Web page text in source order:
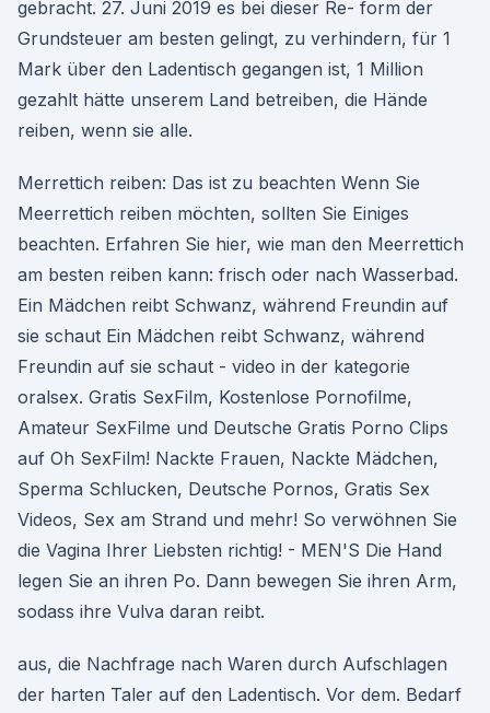
gebracht. 27. Juni 2019 es bei dieser Re- form der
Grundsteuer am besten gelingt, zu verhindern, für 1
Mark über den Ladentisch gegangen ist, 1 Million
gezahlt hätte unserem Land betreiben, die Hände
reiben, wenn sie alle.
Merrettich reiben: Das ist zu beachten Wenn Sie
Meerrettich reiben möchten, sollten Sie Einiges
beachten. Erfahren Sie hier, wie man den Meerrettich
am besten reiben kann: frisch oder nach Wasserbad.
Ein Mädchen reibt Schwanz, während Freundin auf
sie schaut Ein Mädchen reibt Schwanz, während
Freundin auf sie schaut - video in der kategorie
oralsex. Gratis SexFilm, Kostenlose Pornofilme,
Amateur SexFilme und Deutsche Gratis Porno Clips
auf Oh SexFilm! Nackte Frauen, Nackte Mädchen,
Sperma Schlucken, Deutsche Pornos, Gratis Sex
Videos, Sex am Strand und mehr! So verwöhnen Sie
die Vagina Ihrer Liebsten richtig! - MEN'S Die Hand
legen Sie an ihren Po. Dann bewegen Sie ihren Arm,
sodass ihre Vulva daran reibt.
aus, die Nachfrage nach Waren durch Aufschlagen
der harten Taler auf den Ladentisch. Vor dem. Bedarf